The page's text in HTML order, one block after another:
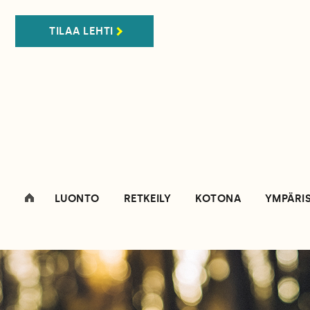
TILAA LEHTI
LUONTO RETKEILY KOTONA